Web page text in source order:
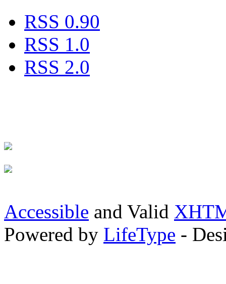
RSS 0.90
RSS 1.0
RSS 2.0
Accessible and Valid
Powered by LifeType -